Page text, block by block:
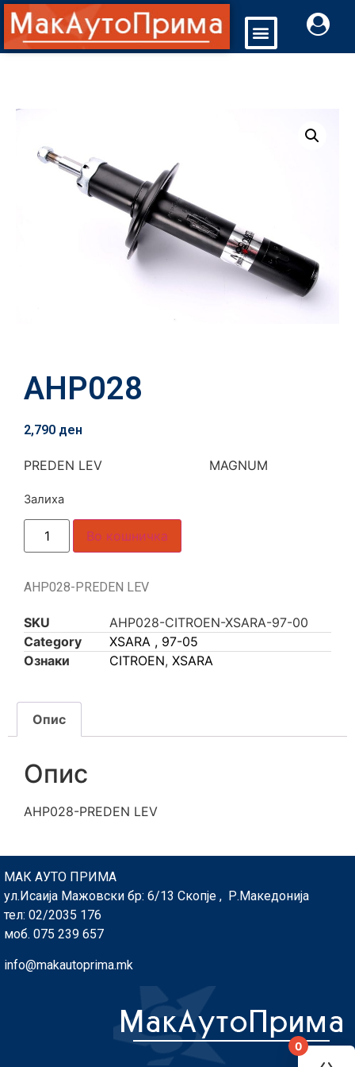
AHP028
2,790 ден
PREDEN LEV MAGNUM
Залиха
Во кошничка
AHP028-PREDEN LEV
SKU
AHP028-CITROEN-XSARA-97-00
Category
XSARA , 97-05
Ознаки
CITROEN, XSARA
Опис
Опис
AHP028-PREDEN LEV
МАК АУТО ПРИМА
ул.Исаија Мажовски бр: 6/13 Скопје , Р.Македонија
тел: 02/2035 176
моб. 075 239 657
info@makautoprima.mk
0